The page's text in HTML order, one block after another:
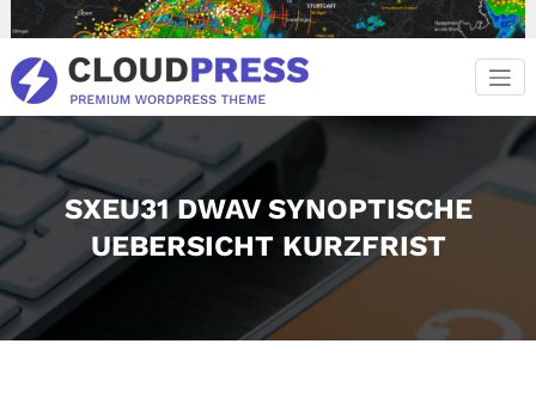
Inhalt
springen
SXEU31 DWAV SYNOPTISCHE
UEBERSICHT KURZFRIST